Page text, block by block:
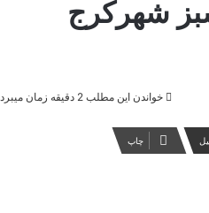
شهرکرج
خواندن این مطلب 2 دقیقه زمان میبرد
چاپ